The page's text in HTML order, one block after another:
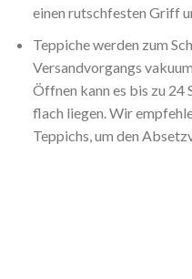
einen rutschfesten Griff
Teppiche werden zum
Versandvorgangs
Öffnen kann es bis zu 24
flach liegen. Wir
Teppichs, um den